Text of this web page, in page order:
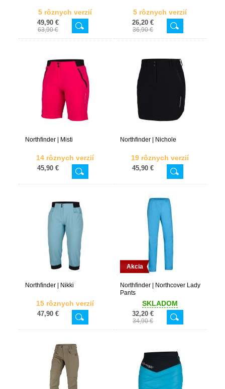
5 rôznych verzií
49,90 €
63,90 €
5 rôznych verzií
26,20 €
36,90 €
Northfinder | Misti
14 rôznych verzií
45,90 €
Northfinder | Nichole
19 rôznych verzií
45,90 €
Northfinder | Nikki
15 rôznych verzií
47,90 €
Akcia
Northfinder | Northcover Lady
Pants
SKLADOM
32,20 €
34,90 €